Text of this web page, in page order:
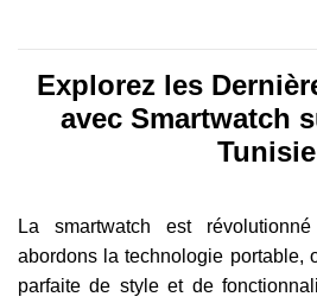
Explorez les
avec Smartwatch
Tunisie
La smartwatch est
abordons la technologie portable,
parfaite de style et de